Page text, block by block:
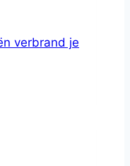
verbrand je